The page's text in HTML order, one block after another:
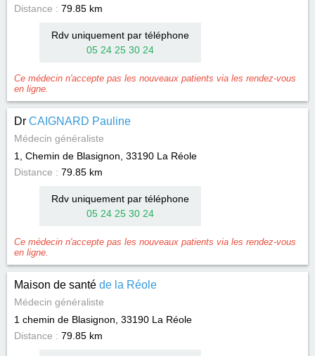
Distance : 79.85 km
Rdv uniquement par téléphone
05 24 25 30 24
Ce médecin n'accepte pas les nouveaux patients via les rendez-vous
en ligne.
Dr CAIGNARD Pauline
Médecin généraliste
1, Chemin de Blasignon, 33190 La Réole
Distance : 79.85 km
Rdv uniquement par téléphone
05 24 25 30 24
Ce médecin n'accepte pas les nouveaux patients via les rendez-vous
en ligne.
Maison de santé de la Réole
Médecin généraliste
1 chemin de Blasignon, 33190 La Réole
Distance : 79.85 km